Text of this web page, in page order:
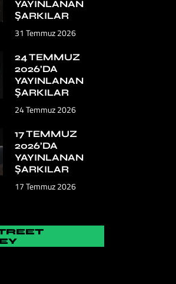
YAYINLANAN
ŞARKILAR
31 Temmuz 2026
24 TEMMUZ
2026’DA
YAYINLANAN
ŞARKILAR
24 Temmuz 2026
17 TEMMUZ
2026’DA
YAYINLANAN
ŞARKILAR
17 Temmuz 2026